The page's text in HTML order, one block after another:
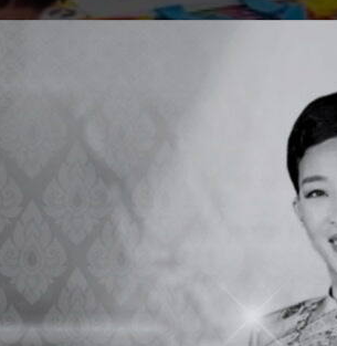
ทำเนียบครู